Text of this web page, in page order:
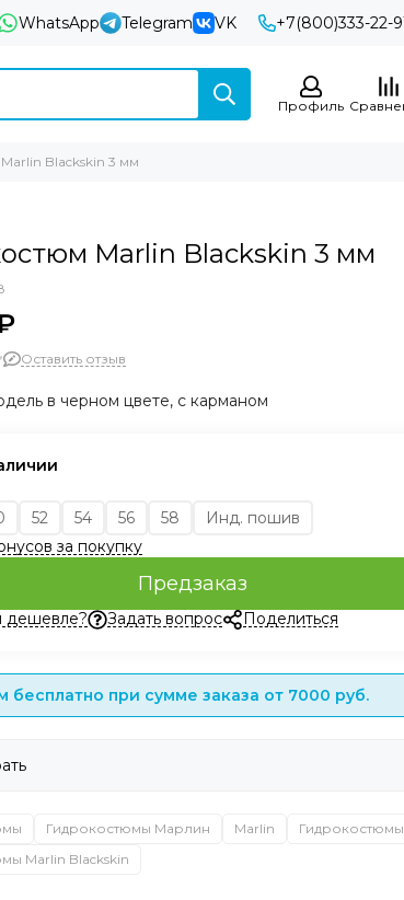
WhatsApp Telegram VK +7(800)333-22-
Профиль
Blackskin 3 мм
Marlin Blackskin 3 мм
Оставить отзыв
в черном цвете, с карманом
52 54 56 58
Инд. пошив
за покупку
Предзаказ
дешевле? Задать вопрос Поделиться
бесплатно при сумме заказа от 7000 руб.
Гидрокостюмы Марлин Marlin
Marlin Blackskin